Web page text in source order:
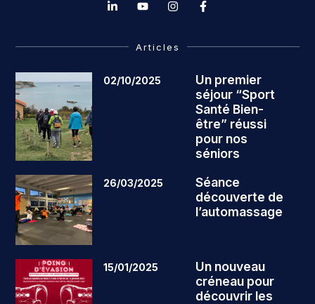
Articles
02/10/2025
Un premier
séjour “Sport
Santé Bien-
être” réussi
pour nos
séniors
26/03/2025
Séance
découverte de
l’automassage
15/01/2025
Un nouveau
créneau pour
découvrir les